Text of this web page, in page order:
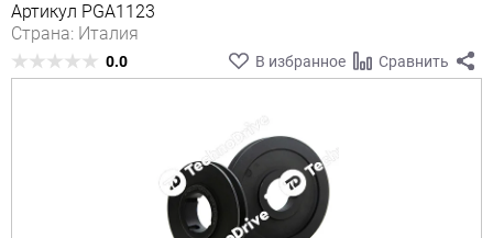
Артикул PGA1123
Страна: Италия
0.0 В избранное Сравнить